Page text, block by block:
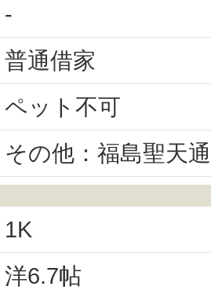
-
普通借家
ペット不可
その他：福島聖天
1K
洋6.7帖